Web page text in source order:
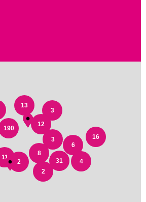
2
16
2
6
4
8
31
3
3
13
12
11
190